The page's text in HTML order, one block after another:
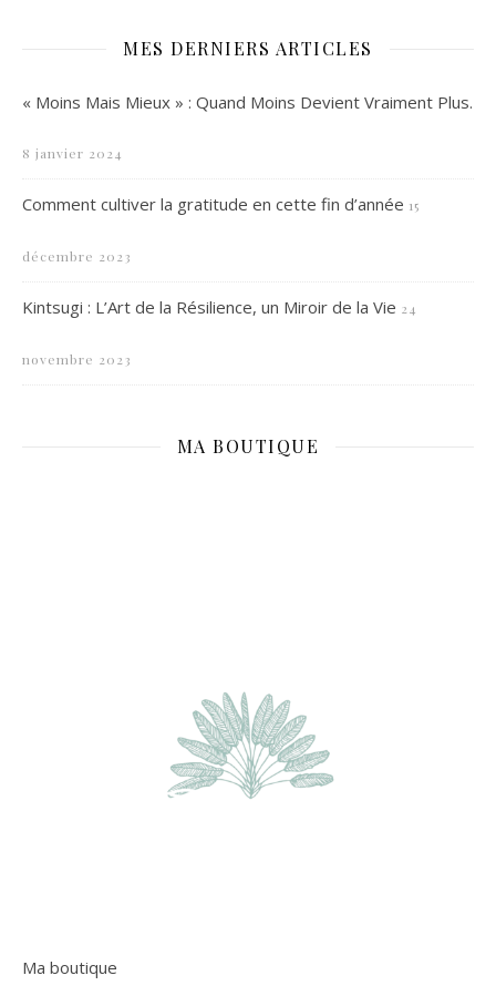
MES DERNIERS ARTICLES
« Moins Mais Mieux » : Quand Moins Devient Vraiment Plus.
8 janvier 2024
Comment cultiver la gratitude en cette fin d’année 15
décembre 2023
Kintsugi : L’Art de la Résilience, un Miroir de la Vie 24
novembre 2023
MA BOUTIQUE
Ma boutique